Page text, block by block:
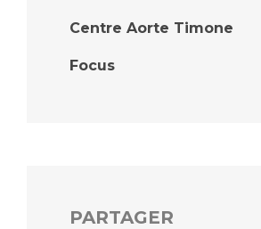
Centre Aorte Timone
Focus
PARTAGER